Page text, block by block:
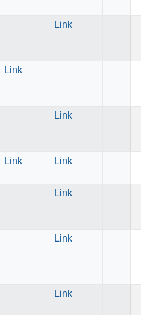
Link
Link
Link
Link Link
Link
Link
Link